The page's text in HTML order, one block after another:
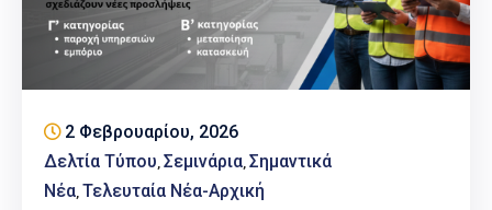
Επιχειρηματική
Υποστήριξη
Έκθεση
Επαγγελμάτων
Έκθεση
2 Φεβρουαρίου, 2026
Δελτία Τύπου Σεμινάρια Σημαντικά
Νέα Τελευταία Νέα-Αρχική